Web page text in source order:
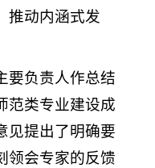
推动内涵式发
要负责人作总结
范类专业建设成
见提出了明确要
领会专家的反馈